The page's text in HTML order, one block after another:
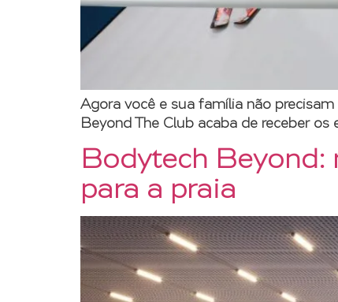
Agora você e sua família não
Beyond The Club acaba de receber
Bodytech Beyond:
para a praia